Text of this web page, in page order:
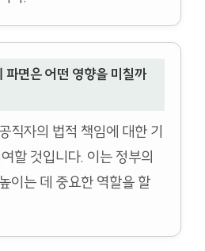
파면은 어떤 영향을 미칠까
직자의 법적 책임에 대한 기
할 것입니다. 이는 정부의
이는 데 중요한 역할을 할